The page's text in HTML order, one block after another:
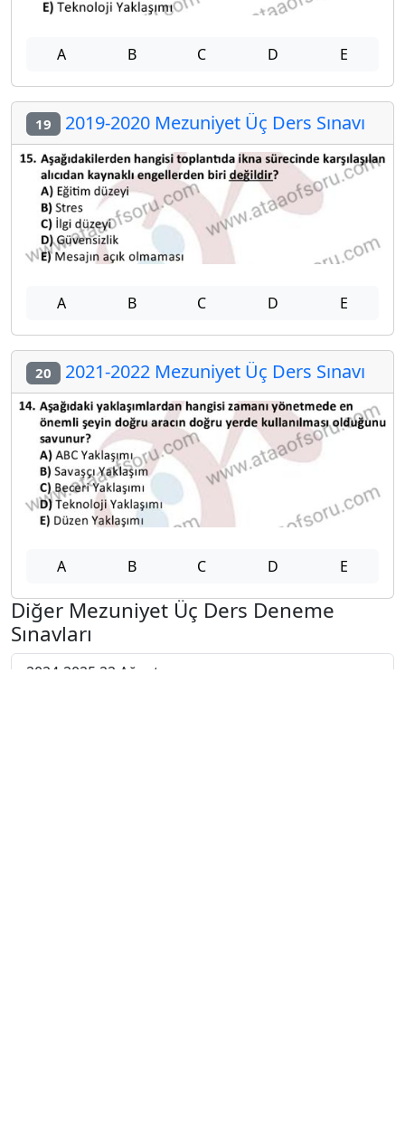
A B C D E
19 2019-2020 Mezuniyet Üç Ders Sınavı
A B C D E
20 2021-2022 Mezuniyet Üç Ders Sınavı
A B C D E
Diğer Mezuniyet Üç Ders Deneme
Sınavları
2024-2025 22 Ağustos